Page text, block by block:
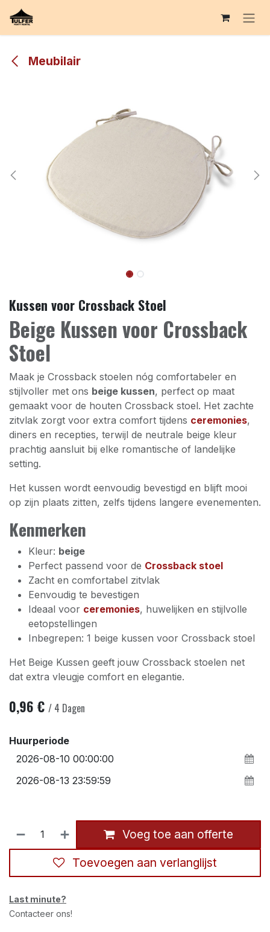
Overslaan naar inhoud
Meubilair
Kussen voor Crossback Stoel
Beige Kussen voor Crossback
Stoel
Maak je Crossback stoelen nóg comfortabeler en
stijlvoller met ons beige kussen, perfect op maat
gemaakt voor de houten Crossback stoel. Het zachte
zitvlak zorgt voor extra comfort tijdens ceremonies,
diners en recepties, terwijl de neutrale beige kleur
prachtig aansluit bij elke romantische of landelijke
setting.
Het kussen wordt eenvoudig bevestigd en blijft mooi
op zijn plaats zitten, zelfs tijdens langere evenementen.
Kenmerken
Kleur: beige
Perfect passend voor de Crossback stoel
Zacht en comfortabel zitvlak
Eenvoudig te bevestigen
Ideaal voor ceremonies, huwelijken en stijlvolle
eetopstellingen
Inbegrepen: 1 beige kussen voor Crossback stoel
Het Beige Kussen geeft jouw Crossback stoelen net
dat extra vleugje comfort en elegantie.
0,96 € / 4 Dagen
Huurperiode
Voeg toe aan offerte
Toevoegen aan verlanglijst
Last minute?
Contacteer ons!